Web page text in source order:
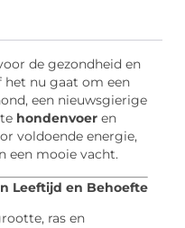
de gezondheid en
het nu gaat om een
een nieuwsgierige
hondenvoer en
voldoende energie,
een mooie vacht.
Leeftijd en Behoefte
ras en